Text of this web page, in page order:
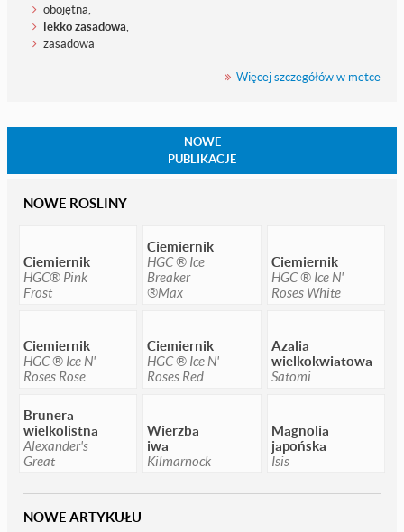
obojętna,
lekko zasadowa,
zasadowa
Więcej szczegółów w metce
NOWE
PUBLIKACJE
NOWE ROŚLINY
Ciemiernik
HGC® Pink
Frost
Ciemiernik
HGC ® Ice
Breaker
®Max
Ciemiernik
HGC ® Ice N'
Roses White
Ciemiernik
HGC ® Ice N'
Roses Rose
Ciemiernik
HGC ® Ice N'
Roses Red
Azalia
wielkokwiatowa
Satomi
Brunera
wielkolistna
Alexander's
Great
Wierzba
iwa
Kilmarnock
Magnolia
japońska
Isis
NOWE ARTYKUŁU